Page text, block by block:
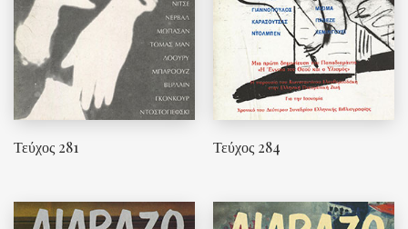
Τεύχος 281 Τεύχος 284